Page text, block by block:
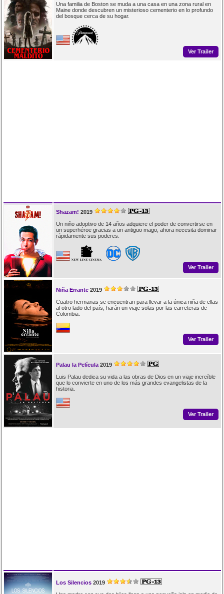
Una familia de Boston se muda a una casa en una zona rural en
Maine donde descubren un misterioso cementerio en lo profundo
del bosque cerca de su hogar.
Ver Trailer
Shazam! 2019
Un niño adoptivo de 14 años adquiere el poder de convertirse en
un superhéroe gracias a un antiguo mago, ahora necesita dominar
rápidamente sus poderes.
Ver Trailer
Niña Errante 2019
Cuatro hermanas se encuentran para llevar a la única niña de ellas
al otro lado del país, harán un viaje solas por las carreteras de
Colombia.
Ver Trailer
Palau la Película 2019
Luis Palau dedica su vida a las obras de Dios en un viaje increíble
que lo convierte en uno de los más grandes evangelistas de la
historia.
Ver Trailer
Los Silencios 2019